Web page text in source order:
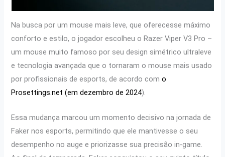
Na busca por um mouse mais leve, que oferecesse máximo
conforto e estilo, o jogador escolheu o Razer Viper V3 Pro –
um mouse muito famoso por seu design simétrico ultraleve
e tecnologia avançada que o tornaram o mouse mais usado
por profissionais de esports, de acordo como
Prosettings.net (em dezembro de 2024).
Essa mudança marcou um momento decisivo na jornada de
Faker nos esports, permitindo que ele mantivesse o seu
desempenho no auge e priorizasse sua precisão in-game.